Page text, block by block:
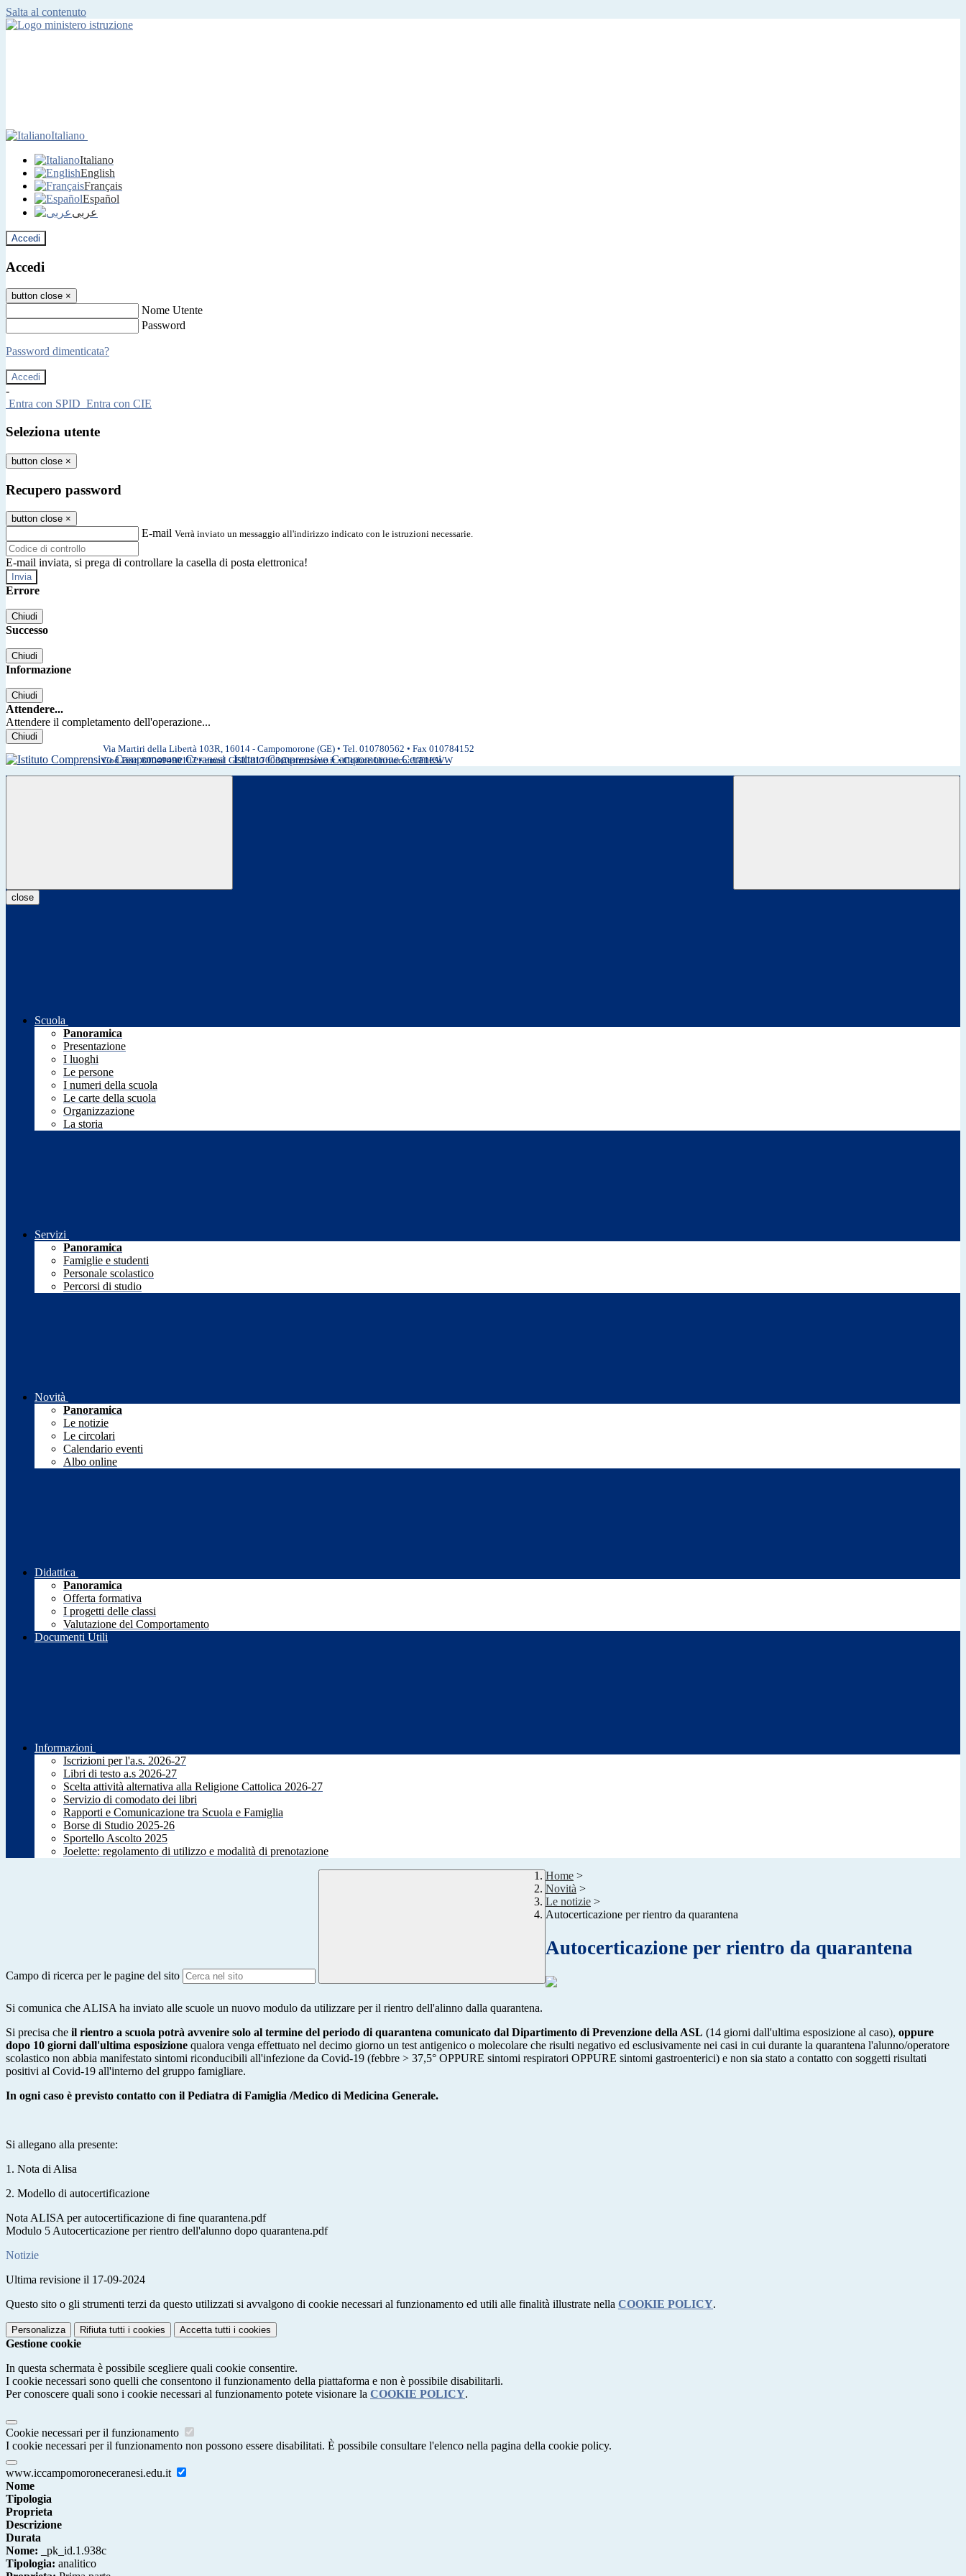
Salta al contenuto
Italiano
Italiano
English
Français
Español
عربى
Accedi
Accedi
button close ×
Nome Utente
Password
Password dimenticata?
-
Entra con SPID Entra con CIE
Seleziona utente
button close ×
Recupero password
button close ×
E-mail Verrà inviato un messaggio all'indirizzo indicato con le istruzioni necessarie.
E-mail inviata, si prega di controllare la casella di posta elettronica!
Errore
Chiudi
Successo
Chiudi
Informazione
Chiudi
Attendere...
Attendere il completamento dell'operazione...
Chiudi
Istituto Comprensivo Campomorone Ceranesi
Via Martiri della Libertà 103R, 16014 - Campomorone (GE) • Tel. 010780562 • Fax 010784152
Cod.Fisc. 80049490107 • email GEIC817003@istruzione.it • Codice Univoco: UF1KWW
close
Scuola
Panoramica
Presentazione
I luoghi
Le persone
I numeri della scuola
Le carte della scuola
Organizzazione
La storia
Servizi
Panoramica
Famiglie e studenti
Personale scolastico
Percorsi di studio
Novità
Panoramica
Le notizie
Le circolari
Calendario eventi
Albo online
Didattica
Panoramica
Offerta formativa
I progetti delle classi
Valutazione del Comportamento
Documenti Utili
Informazioni
Iscrizioni per l'a.s. 2026-27
Libri di testo a.s 2026-27
Scelta attività alternativa alla Religione Cattolica 2026-27
Servizio di comodato dei libri
Rapporti e Comunicazione tra Scuola e Famiglia
Borse di Studio 2025-26
Sportello Ascolto 2025
Joelette: regolamento di utilizzo e modalità di prenotazione
Campo di ricerca per le pagine del sito
Home >
Novità >
Le notizie >
Autocerticazione per rientro da quarantena
Autocerticazione per rientro da quarantena
Si comunica che ALISA ha inviato alle scuole un nuovo modulo da utilizzare per il rientro dell'alinno dalla quarantena.
Si precisa che il rientro a scuola potrà avvenire solo al termine del periodo di quarantena comunicato dal Dipartimento di Prevenzione della ASL (14 giorni dall'ultima esposizione al caso), oppure
dopo 10 giorni dall'ultima esposizione qualora venga effettuato nel decimo giorno un test antigenico o molecolare che risulti negativo ed esclusivamente nei casi in cui durante la quarantena l'alunno/operatore
scolastico non abbia manifestato sintomi riconducibili all'infezione da Covid-19 (febbre > 37,5° OPPURE sintomi respiratori OPPURE sintomi gastroenterici) e non sia stato a contatto con soggetti risultati
positivi al Covid-19 all'interno del gruppo famigliare.
In ogni caso è previsto contatto con il Pediatra di Famiglia /Medico di Medicina Generale.
Si allegano alla presente:
1. Nota di Alisa
2. Modello di autocertificazione
Nota ALISA per autocertificazione di fine quarantena.pdf
Modulo 5 Autocerticazione per rientro dell'alunno dopo quarantena.pdf
Notizie
Ultima revisione il 17-09-2024
Questo sito o gli strumenti terzi da questo utilizzati si avvalgono di cookie necessari al funzionamento ed utili alle finalità illustrate nella COOKIE POLICY.
Personalizza Rifiuta tutti i cookies Accetta tutti i cookies
Gestione cookie
In questa schermata è possibile scegliere quali cookie consentire.
I cookie necessari sono quelli che consentono il funzionamento della piattaforma e non è possibile disabilitarli.
Per conoscere quali sono i cookie necessari al funzionamento potete visionare la COOKIE POLICY.
Cookie necessari per il funzionamento
I cookie necessari per il funzionamento non possono essere disabilitati. È possibile consultare l'elenco nella pagina della cookie policy.
www.iccampomoroneceranesi.edu.it
Nome
Tipologia
Proprieta
Descrizione
Durata
Nome: _pk_id.1.938c
Tipologia: analitico